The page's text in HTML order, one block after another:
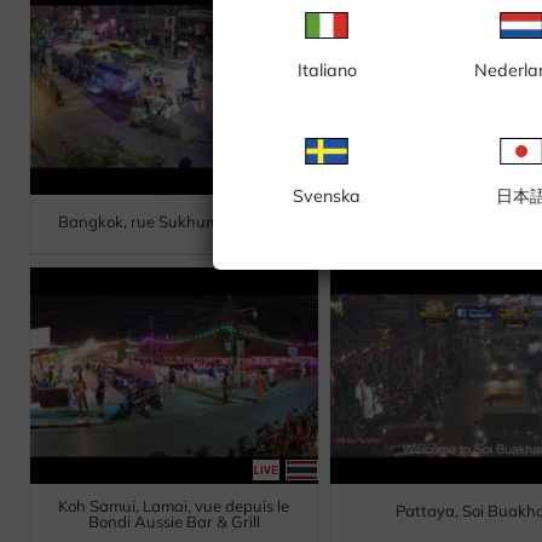
Italiano
Svenska 日本
Bangkok, rue Sukhumvit, Soi 11
Koh Samui, Lamai, vue depuis le
Bondi Aussie Bar & Grill
Pattaya, Soi